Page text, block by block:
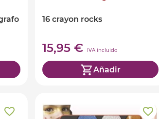
16 crayon rocks
15,95 € IVA incluido
Añadir